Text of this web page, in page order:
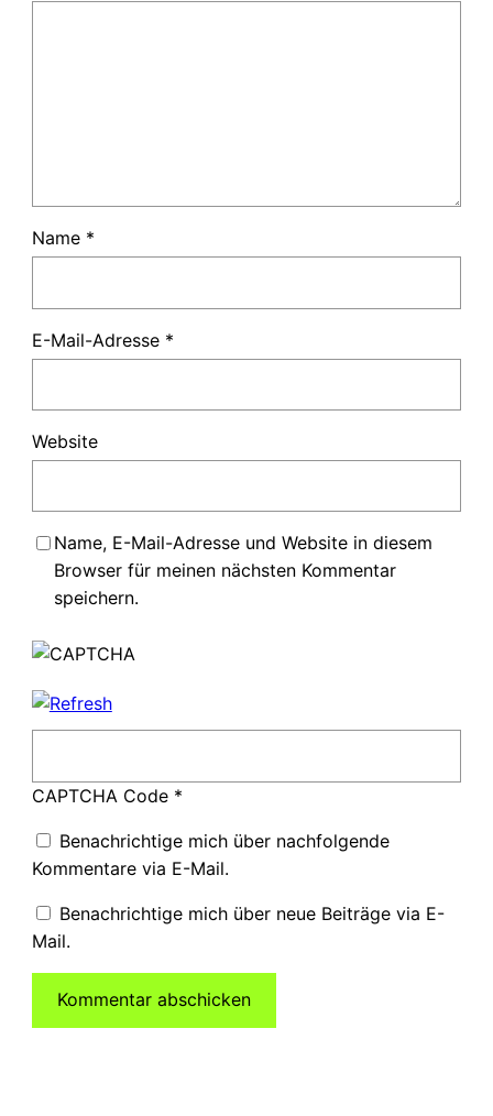
Name *
E-Mail-Adresse *
Website
Name, E-Mail-Adresse und Website in diesem
Browser für meinen nächsten Kommentar
speichern.
CAPTCHA Code*
Benachrichtige mich über nachfolgende
Kommentare via E-Mail.
Benachrichtige mich über neue Beiträge via E-
Mail.